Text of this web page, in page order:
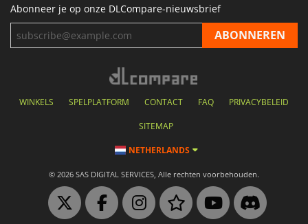
Abonneer je op onze DLCompare-nieuwsbrief
WINKELS SPELPLATFORM CONTACT FAQ PRIVACYBELEID
SITEMAP
NETHERLANDS
© 2026 SAS DIGITAL SERVICES, Alle rechten voorbehouden.